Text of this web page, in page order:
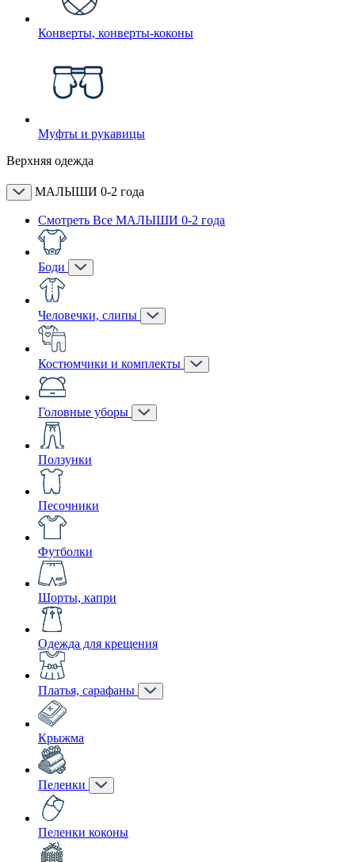
Конверты, конверты-коконы
Муфты и рукавицы
Верхняя одежда
МАЛЫШИ 0-2 года
Смотреть Все МАЛЫШИ 0-2 года
Боди
Человечки, слипы
Костюмчики и комплекты
Головные уборы
Ползунки
Песочники
Футболки
Шорты, капри
Одежда для крещения
Платья, сарафаны
Крыжма
Пеленки
Пеленки коконы